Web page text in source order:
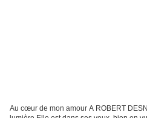
Au cœur de mon amour A ROBERT